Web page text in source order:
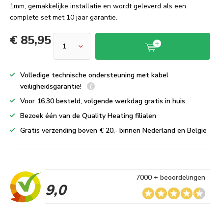
1mm, gemakkelijke installatie en wordt geleverd als een
complete set met 10 jaar garantie.
€ 85,95
Volledige technische ondersteuning met kabel
veiligheidsgarantie!
Voor 16.30 besteld, volgende werkdag gratis in huis
Bezoek één van de Quality Heating filialen
Gratis verzending boven € 20,- binnen Nederland en Belgie
9,0
7000 + beoordelingen